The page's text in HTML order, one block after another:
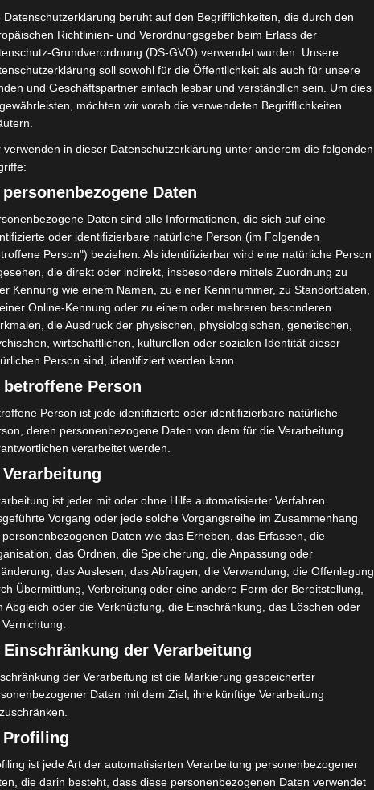
Wettbewerbe werden bis
, Spiele,Wettbewerbe
Integration hat die Aussetzung der offiziellen Spiele in
Abteilung in einer Pressemitteilung, die am Freitag, den
wurde, den Spitzensportlern die Verpflichtung
gegebenenfalls die erzielten Ergebnisse zu melden und
wurden, die Trainingseinheiten und Kurse fortsetzen
Test unverzüglich gemeldet wird, um in Abstimmung
oder Aussetzung eines Ausbildungsabschnitts zu
vorherige Genehmigung Wettbewerbe zu organisieren.
und Wahlversammlungen müssen auf einen späteren
Gordon House, Barrow Street, Dublin, D04 E5W5, Ireland) benötigen
Google Adsense personenbezogene Daten erhoben, verarbeitet und
entnehmen Sie bitte den Datenschutzbedingungen.
Datenschutzerklärung beruht auf den Begrifflichkeiten, die durch den
Richtlinien- und Verordnungsgeber beim Erlass der
Grundverordnung (DS-GVO) verwendet wurden. Unsere
soll sowohl für die Öffentlichkeit als auch für unsere
und Geschäftspartner einfach lesbar und verständlich sein. Um dies
möchten wir vorab die verwendeten Begrifflichkeiten
verwenden in dieser Datenschutzerklärung unter anderem die folgenden
personenbezogene Daten
Daten sind alle Informationen, die sich auf eine
oder identifizierbare natürliche Person (im Folgenden
Person") beziehen. Als identifizierbar wird eine natürliche Person
die direkt oder indirekt, insbesondere mittels Zuordnung zu
Kennung wie einem Namen, zu einer Kennnummer, zu Standortdaten,
Online-Kennung oder zu einem oder mehreren besonderen
die Ausdruck der physischen, physiologischen, genetischen,
wirtschaftlichen, kulturellen oder sozialen Identität dieser
Person sind, identifiziert werden kann.
betroffene Person
Person ist jede identifizierte oder identifizierbare natürliche
deren personenbezogene Daten von dem für die Verarbeitung
verarbeitet werden.
ist jeder mit oder ohne Hilfe automatisierter Verfahren
Vorgang oder jede solche Vorgangsreihe im Zusammenhang
personenbezogenen Daten wie das Erheben, das Erfassen, die
das Ordnen, die Speicherung, die Anpassung oder
das Auslesen, das Abfragen, die Verwendung, die Offenlegung
Übermittlung, Verbreitung oder eine andere Form der Bereitstellung,
Abgleich oder die Verknüpfung, die Einschränkung, das Löschen oder
Einschränkung der Verarbeitung
der Verarbeitung ist die Markierung gespeicherter
Daten mit dem Ziel, ihre künftige Verarbeitung
Profiling
ist jede Art der automatisierten Verarbeitung personenbezogener
die darin besteht, dass diese personenbezogenen Daten verwendet